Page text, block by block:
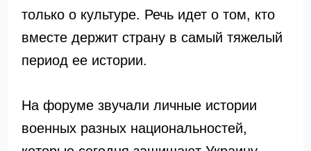
только о культуре. Речь идет о том, кто
вместе держит страну в самый тяжелый
период ее истории.
На форуме звучали личные истории
военных разных национальностей,